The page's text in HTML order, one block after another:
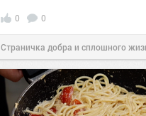
0 0
Страничка добра и сплошного
позитива!00:29Вчера